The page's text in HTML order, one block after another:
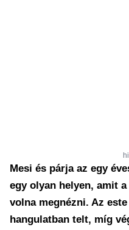
Mesi és párja az egy
egy olyan helyen, amit
volna megnézni. Az
hangulatban telt, míg